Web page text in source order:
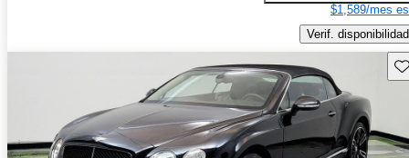
$1,589/mes
Verif. disponibilidad